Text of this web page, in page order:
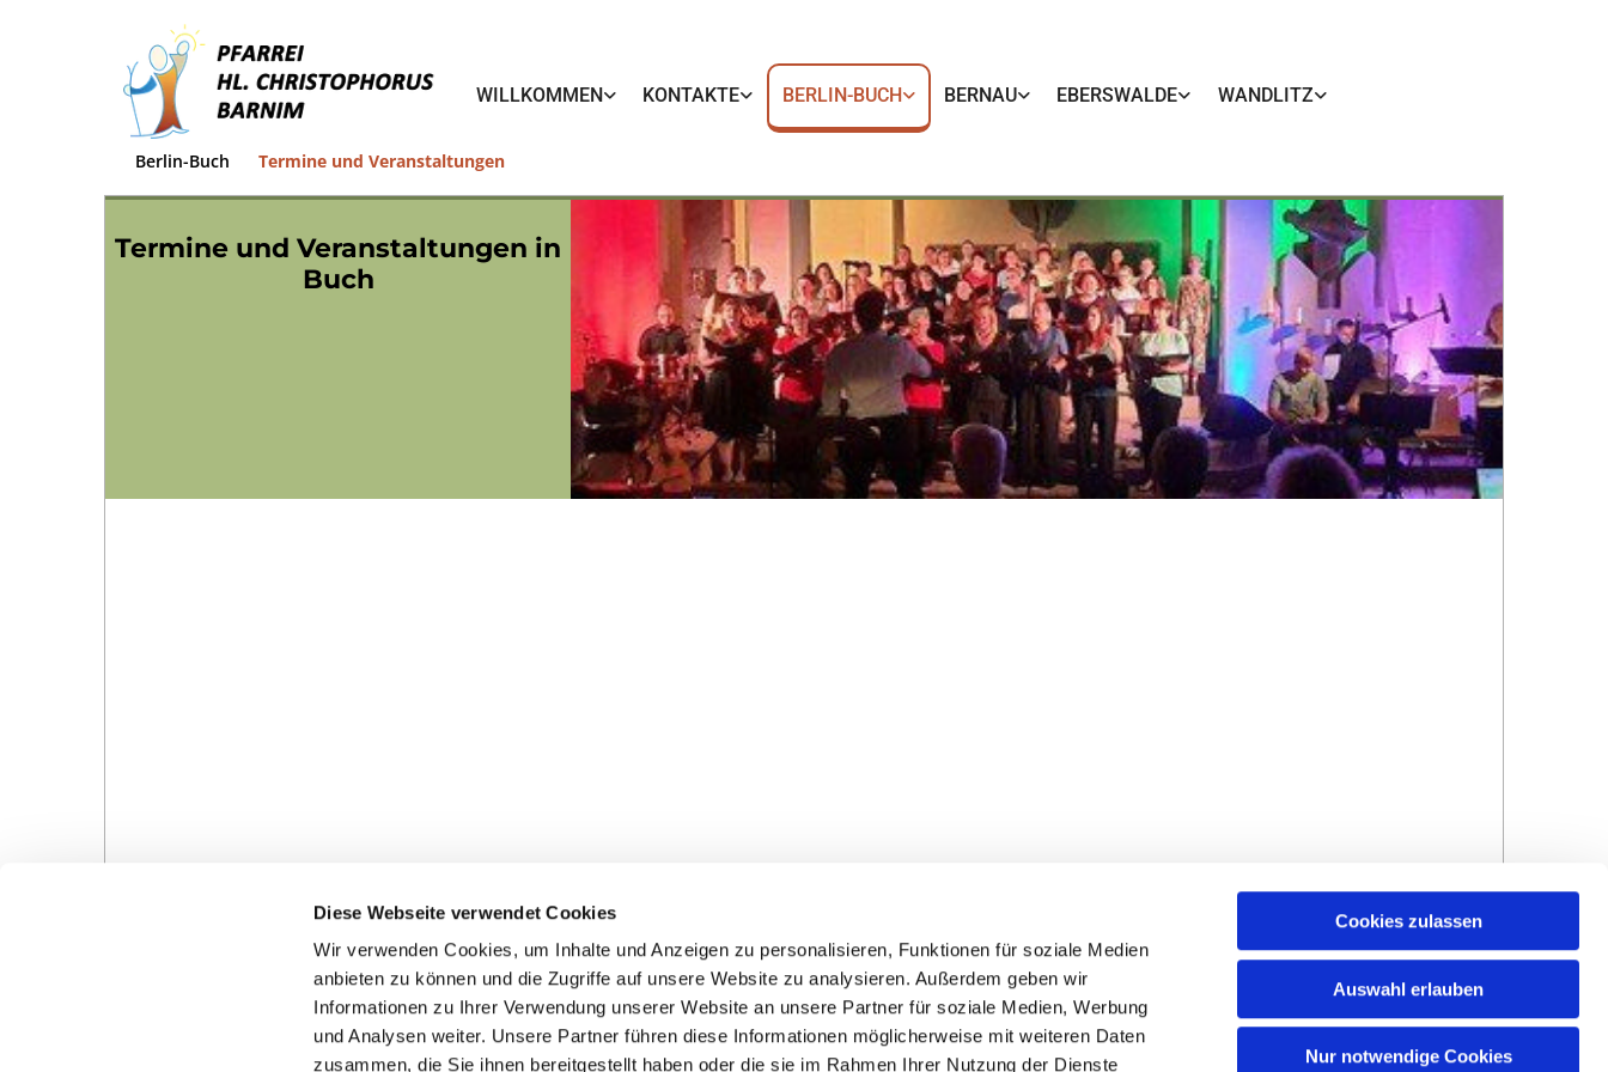
Diese Webseite verwendet Cookies
Wir verwenden Cookies, um Inhalte und Anzeigen zu personalisieren, Funktionen für soziale Medien
anbieten zu können und die Zugriffe auf unsere Website zu analysieren. Außerdem geben wir
Informationen zu Ihrer Verwendung unserer Website an unsere Partner für soziale Medien, Werbung
und Analysen weiter. Unsere Partner führen diese Informationen möglicherweise mit weiteren Daten
zusammen, die Sie ihnen bereitgestellt haben oder die sie im Rahmen Ihrer Nutzung der Dienste
Cookies zulassen
Auswahl erlauben
Nur notwendige Cookies
WILLKOMMEN KONTAKTE BERLIN-BUCH BERNAU EBERSWALDE WANDLITZ
Berlin-Buch Termine und Veranstaltungen
Termine und Veranstaltungen in
Buch